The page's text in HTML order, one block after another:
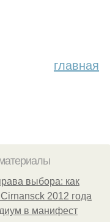
главная
выбора: как
2012 года
в манифест